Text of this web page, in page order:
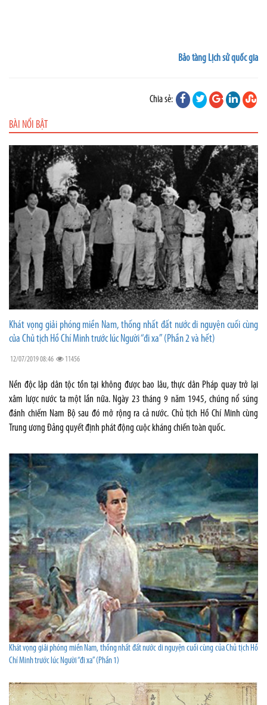
Bảo tàng Lịch sử quốc gia
Chia sẻ:
BÀI NỔI BẬT
Khát vọng giải phóng miền Nam, thống nhất đất nước di nguyện cuối cùng
của Chủ tịch Hồ Chí Minh trước lúc Người “đi xa” (Phần 2 và hết)
12/07/2019 08:46 11456
Nền độc lập dân tộc tồn tại không được bao lâu, thực dân Pháp quay trở lại
xâm lược nước ta một lần nữa. Ngày 23 tháng 9 năm 1945, chúng nổ súng
đánh chiếm Nam Bộ sau đó mở rộng ra cả nước. Chủ tịch Hồ Chí Minh cùng
Trung ương Đảng quyết định phát động cuộc kháng chiến toàn quốc.
Khát vọng giải phóng miền Nam, thống nhất đất nước di nguyện cuối cùng của Chủ tịch Hồ
Chí Minh trước lúc Người “đi xa” (Phần 1)